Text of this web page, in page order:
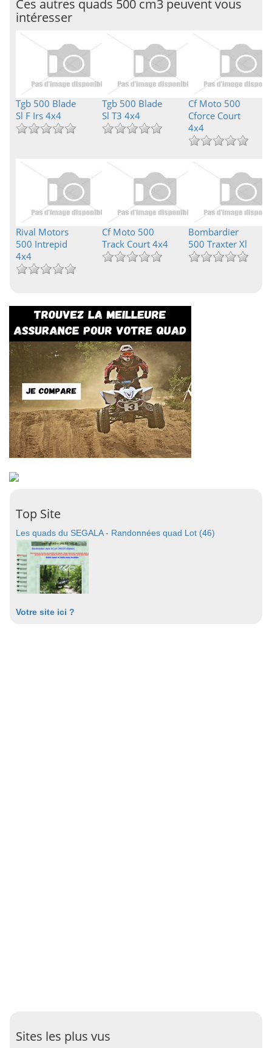
Ces autres quads 500 cm3 peuvent vous
intéresser
Tgb 500 Blade
Sl F Irs 4x4
Tgb 500 Blade
Sl T3 4x4
Cf Moto 500
Cforce Court
4x4
Rival Motors
500 Intrepid
4x4
Cf Moto 500
Track Court 4x4
Bombardier
500 Traxter Xl
Top Site
Les quads du SEGALA - Randonnées quad Lot (46)
Votre site ici ?
Sites les plus vus